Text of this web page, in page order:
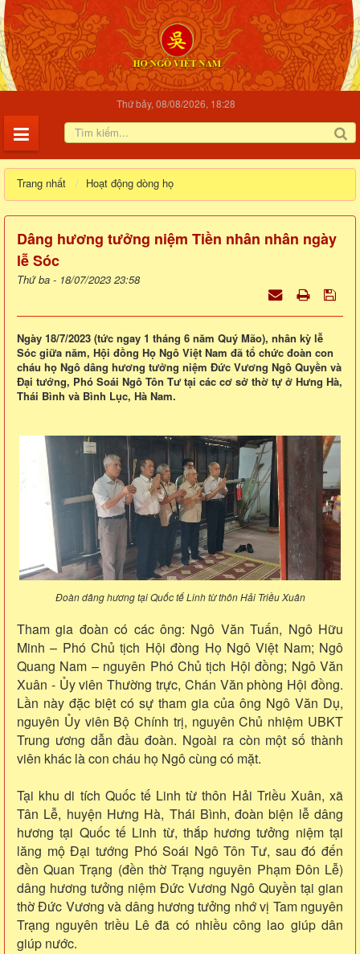
Thứ bảy, 08/08/2026, 18:28
Trang nhất Hoạt động dòng họ
Dâng hương tưởng niệm Tiền nhân nhân ngày
lễ Sóc
Thứ ba - 18/07/2023 23:58
Ngày 18/7/2023 (tức ngay 1 tháng 6 năm Quý Mão), nhân kỳ lễ
Sóc giữa năm, Hội đồng Họ Ngô Việt Nam đã tổ chức đoàn con
cháu họ Ngô dâng hương tưởng niệm Đức Vương Ngô Quyền và
Đại tướng, Phó Soái Ngô Tôn Tư tại các cơ sở thờ tự ở Hưng Hà,
Thái Bình và Bình Lục, Hà Nam.
Đoàn dâng hương tại Quốc tế Linh từ thôn Hải Triều Xuân
Tham gia đoàn có các ông: Ngô Văn Tuấn, Ngô Hữu
Minh – Phó Chủ tịch Hội đòng Họ Ngô Việt Nam; Ngô
Quang Nam – nguyên Phó Chủ tịch Hội đồng; Ngô Văn
Xuân - Ủy viên Thường trực, Chán Văn phòng Hội đồng.
Lần này đặc biệt có sự tham gia của ông Ngô Văn Dụ,
nguyên Ủy viên Bộ Chính trị, nguyên Chủ nhiệm UBKT
Trung ương dẫn đầu đoàn. Ngoài ra còn một số thành
viên khác là con cháu họ Ngô cùng có mặt.
Tại khu di tích Quốc tế Linh từ thôn Hải Triều Xuân, xã
Tân Lễ, huyện Hưng Hà, Thái Bình, đoàn biện lễ dâng
hương tại Quốc tế Linh từ, thắp hương tưởng niệm tại
lăng mộ Đại tướng Phó Soái Ngô Tôn Tư, sau đó đến
đền Quan Trạng (đền thờ Trạng nguyên Phạm Đôn Lễ)
dâng hương tưởng niệm Đức Vương Ngô Quyền tại gian
thờ Đức Vương và dâng hương tưởng nhớ vị Tam nguyên
Trạng nguyên triều Lê đã có nhiều công lao giúp dân
giúp nước.